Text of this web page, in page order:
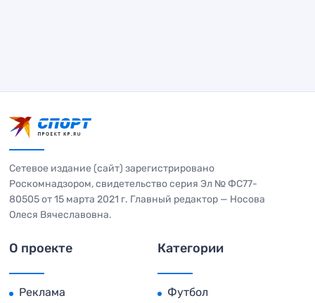
Сетевое издание (сайт) зарегистрировано
Роскомнадзором, свидетельство серия Эл № ФС77-
80505 от 15 марта 2021 г. Главный редактор — Носова
Олеся Вячеславовна.
О проекте
Реклама
Категории
Футбол